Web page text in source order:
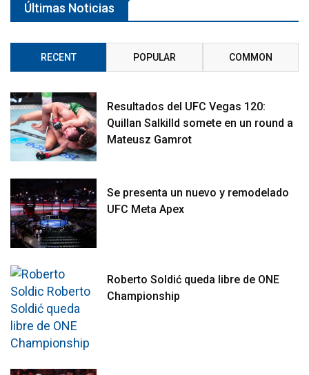
Últimas Noticias
RECENT POPULAR COMMON
Resultados del UFC Vegas 120:
Quillan Salkilld somete en un round a
Mateusz Gamrot
Se presenta un nuevo y remodelado
UFC Meta Apex
Roberto Soldić queda libre de ONE
Championship